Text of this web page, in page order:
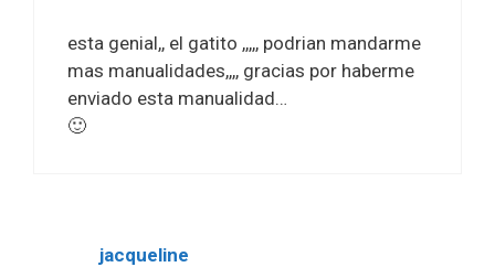
esta genial,, el gatito ,,,,, podrian mandarme
mas manualidades,,,, gracias por haberme
enviado esta manualidad…
🙂
jacqueline